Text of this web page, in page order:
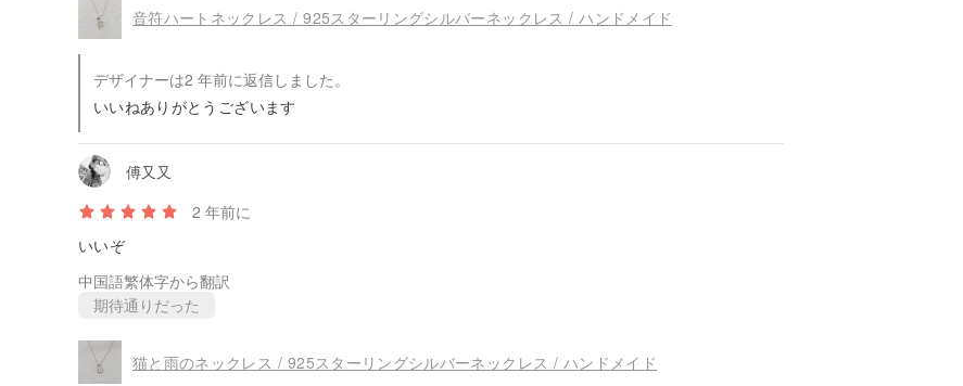
音符ハートネックレス / 925スターリングシルバーネックレス / ハンドメイド
デザイナーは2 年前に返信しました。
いいねありがとうございます
傅又又
2 年前に
いいぞ
中国語繁体字から翻訳
期待通りだった
猫と雨のネックレス / 925スターリングシルバーネックレス / ハンドメイド